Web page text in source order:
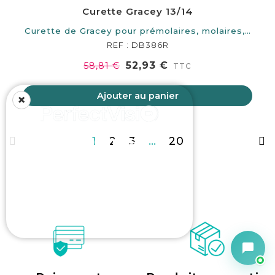
×
Vos loupes
Curette Gracey 13/14
Curette de Gracey pour prémolaires, molaires,…
REF : DB386R
58,81 € 52,93 € TTC
Ajouter au panier
1 2 3 … 20